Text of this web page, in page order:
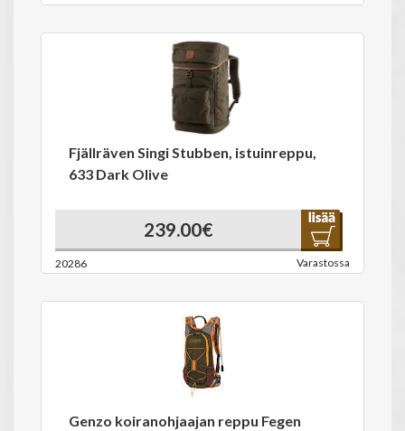
Fjällräven Singi Stubben, istuinreppu,
633 Dark Olive
239.00€
20286 Varastossa
Genzo koiranohjaajan reppu Fegen